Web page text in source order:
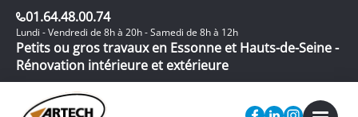
01.64.48.00.74
Lundi - Vendredi de 8h à 20h - Samedi de 8h à 12h
Petits ou gros travaux en Essonne et Hauts-de-Seine -
Rénovation intérieure et extérieure